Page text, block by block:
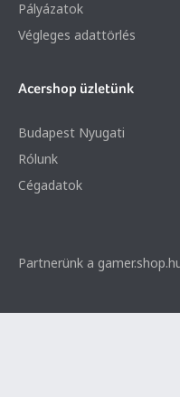
Pályázatok
Végleges adattörlés
Acershop üzletünk
Budapest Nyugati
Rólunk
Cégadatok
Partnerünk a